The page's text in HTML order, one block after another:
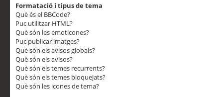
Formatació i tipus de tema
Què és el BBCode?
Puc utilitzar HTML?
Què són les emoticones?
Puc publicar imatges?
Què són els avisos globals?
Què són els avisos?
Què són els temes recurrents?
Què són els temes bloquejats?
Què són les icones de tema?